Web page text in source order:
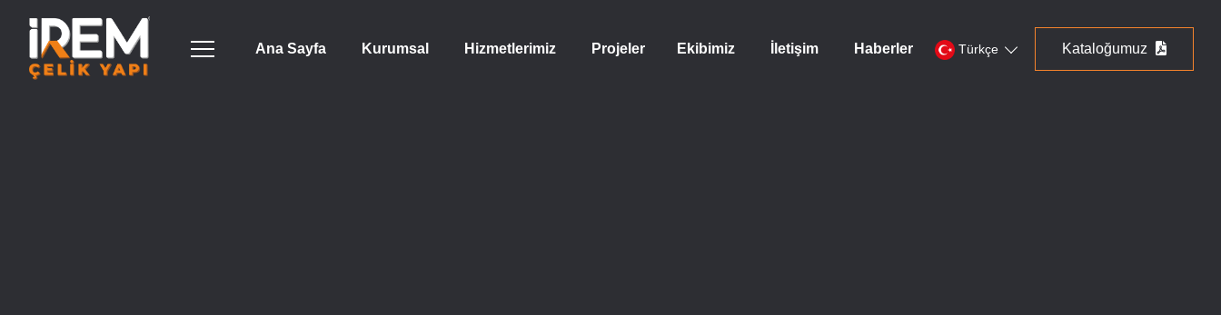
Ana Sayfa Kurumsal Hizmetlerimiz Projeler Ekibimiz İletişim Haberler Türkçe Kataloğumuz